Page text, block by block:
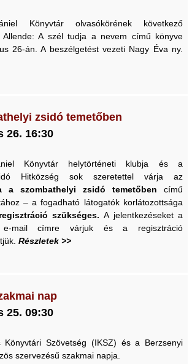
Könyvtár olvasókörének következő
Allende: A szél tudja a nevem című könyve
26-án. A beszélgetést vezeti Nagy Éva ny.
zsidó temetőben
26. 16:30
Könyvtár helytörténeti klubja és a
Hitközség sok szeretettel várja az
a szombathelyi zsidó temetőben című
– a fogadható látogatók korlátozottsága
szükséges.A jelentkezéseket a
mail címre várjuk és a regisztráció
Részletek >>
nap
25. 09:30
Könyvtári Szövetség (IKSZ) és a Berzsenyi
szervezésű szakmai napja.